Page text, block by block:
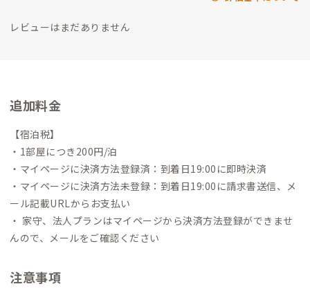
レビューはまだありません
追加料金
【宿泊税】
・1部屋につき200円/泊
・マイページに決済方法登録済：到着日19:00に即時決済
・マイページに決済方法未登録：到着日19:00に請求書送信、メ
ール記載URLからお支払い
・ 家守、法人プランはマイページから決済方法登録ができませ
んので、メールをご確認ください
注意事項